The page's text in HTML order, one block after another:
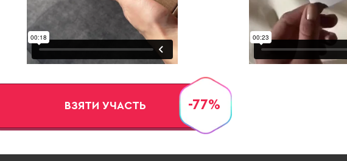
ВЗЯТИ УЧАСТЬ -77%